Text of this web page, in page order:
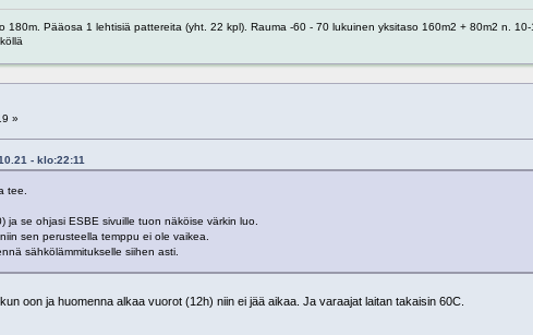
180m. Pääosa 1 lehtisiä pattereita (yht. 22 kpl). Rauma -60 - 70 lukuinen yksitaso 160m2 + 80m2 n. 10-
»
- klo:22:11
tee.
ja se ohjasi ESBE sivuille tuon näköise värkin luo.
sen perusteella temppu ei ole vaikea.
sähkölämmitukselle siihen asti.
oon ja huomenna alkaa vuorot (12h) niin ei jää aikaa. Ja varaajat laitan takaisin 60C.